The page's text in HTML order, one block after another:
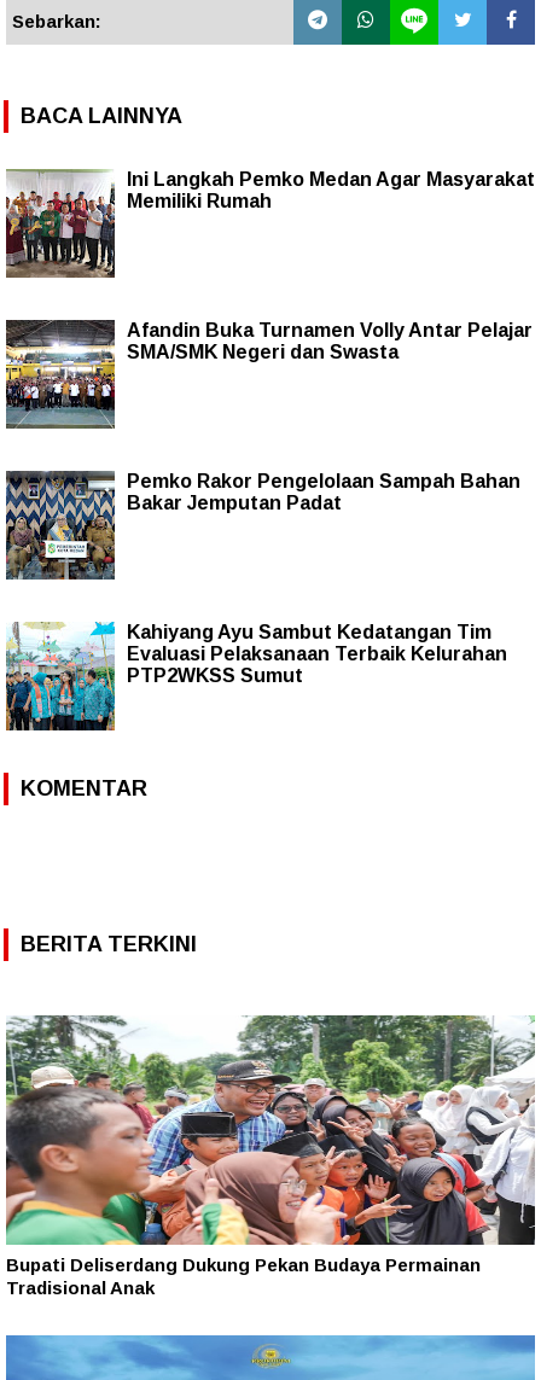
Sebarkan:
BACA LAINNYA
Ini Langkah Pemko Medan Agar Masyarakat
Memiliki Rumah
Afandin Buka Turnamen Volly Antar Pelajar
SMA/SMK Negeri dan Swasta
Pemko Rakor Pengelolaan Sampah Bahan
Bakar Jemputan Padat
Kahiyang Ayu Sambut Kedatangan Tim
Evaluasi Pelaksanaan Terbaik Kelurahan
PTP2WKSS Sumut
KOMENTAR
BERITA TERKINI
Bupati Deliserdang Dukung Pekan Budaya Permainan
Tradisional Anak